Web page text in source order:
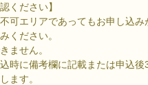
ください】
可エリアであってもお申し込み
ください。
ません。
時に備考欄に記載または申込
ます。